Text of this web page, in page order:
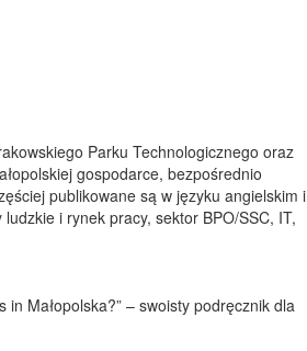
Parku Technologicznego oraz
gospodarce, bezpośrednio
publikowane są w języku angielskim i
i rynek pracy, sektor BPO/SSC, IT,
Małopolska?” – swoisty podręcznik dla